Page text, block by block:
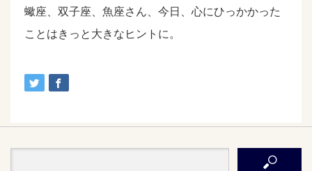
蠍座、双子座、魚座さん、今日、心にひっかかった
ことはきっと大きなヒントに。